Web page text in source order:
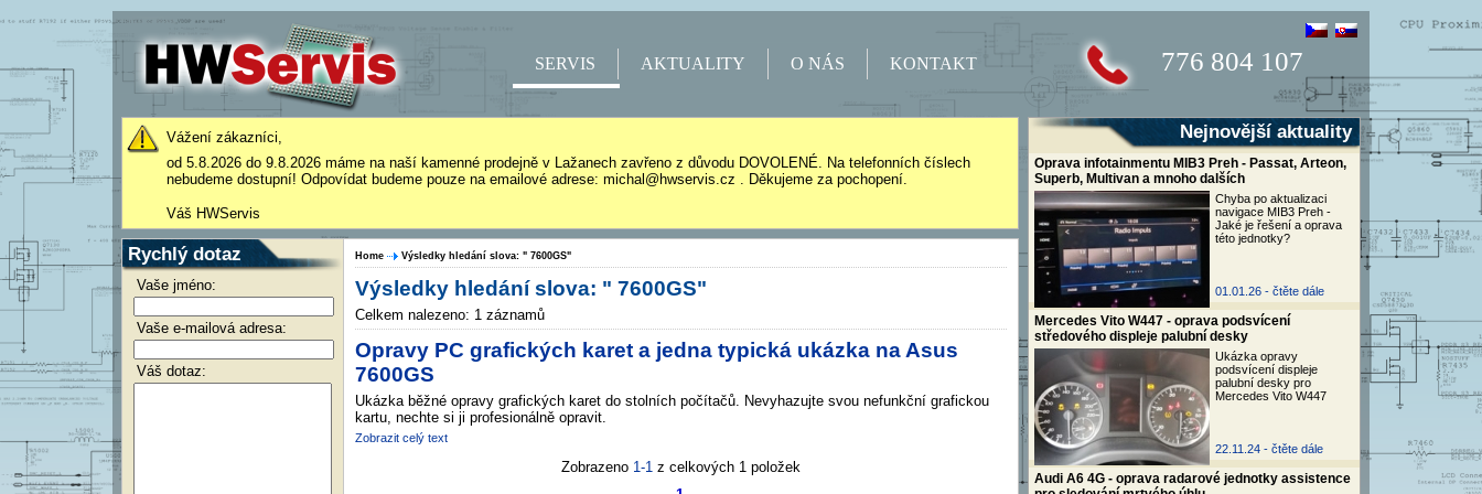
776 804 107
SERVIS AKTUALITY O NÁS KONTAKT
Nejnovější aktuality
Oprava infotainmentu MIB3 Preh - Passat, Arteon,
Superb, Multivan a mnoho dalších
Chyba po aktualizaci
navigace MIB3 Preh -
Jaké je řešení a oprava
této jednotky?
01.01.26 - čtěte dále
Mercedes Vito W447 - oprava podsvícení
středového displeje palubní desky
Ukázka opravy
podsvícení displeje
palubní desky pro
Mercedes Vito W447
22.11.24 - čtěte dále
Audi A6 4G - oprava radarové jednotky assistence
Vážení zákazníci,
od 5.8.2026 do 9.8.2026 máme na naší kamenné prodejně v Lažanech zavřeno z důvodu DOVOLENÉ. Na telefonních číslech
nebudeme dostupní! Odpovídat budeme pouze na emailové adrese: michal@hwservis.cz . Děkujeme za pochopení.
Váš HWServis
Rychlý dotaz
Vaše jméno:
Vaše e-mailová adresa:
Váš dotaz:
Home Výsledky hledání slova: " 7600GS"
Výsledky hledání slova: " 7600GS"
Celkem nalezeno: 1 záznamů
Opravy PC grafických karet a jedna typická ukázka na Asus
7600GS
Ukázka běžné opravy grafických karet do stolních počítačů. Nevyhazujte svou nefunkční grafickou
kartu, nechte si ji profesionálně opravit.
Zobrazit celý text
Zobrazeno 1-1 z celkových 1 položek